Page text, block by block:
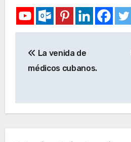
La venida de
médicos cubanos.